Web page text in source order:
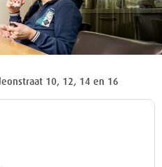
10, 12, 14 en 16